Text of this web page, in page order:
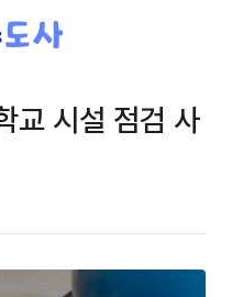
교 시설 점검 사